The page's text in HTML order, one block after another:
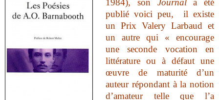
1984), son Journala été
publié voici peu,
il existe
un Prix Valery Larbaud et
un autre qui « encourage
une seconde vocation en
littérature ou à défaut une
œuvre de maturité d’un
auteur répondant à la notion
d’amateur telle que l’a